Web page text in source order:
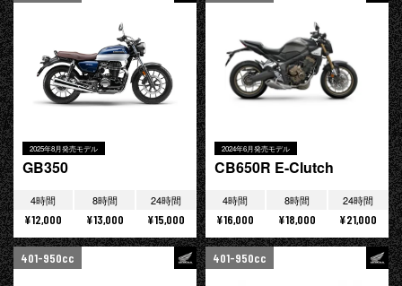
2025年8月発売モデル
GB350
4時間
¥12,000
8時間
¥13,000
24時間
¥15,000
2024年6月発売モデル
CB650R E-Clutch
4時間
¥16,000
8時間
¥18,000
24時間
¥21,000
401-950cc 401-950cc